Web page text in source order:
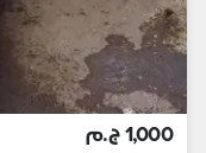
1,000 ج.م